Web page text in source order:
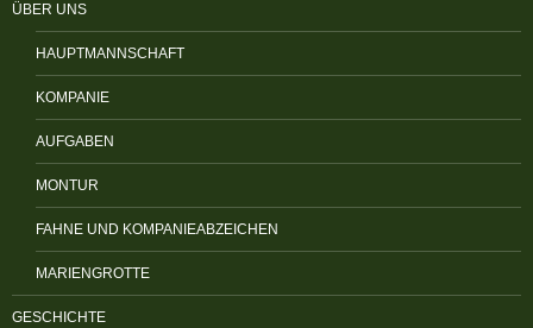
ÜBER UNS
HAUPTMANNSCHAFT
KOMPANIE
AUFGABEN
MONTUR
FAHNE UND KOMPANIEABZEICHEN
MARIENGROTTE
GESCHICHTE